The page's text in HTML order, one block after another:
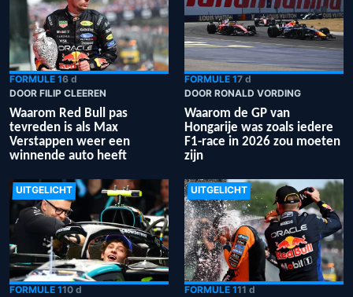
FORMULE 16 d
DOOR FILIP CLEEREN
Waarom Red Bull pas
tevreden is als Max
Verstappen weer een
winnende auto heeft
FORMULE 17 d
DOOR RONALD VORDING
Waarom de GP van
Hongarije was zoals iedere
F1-race in 2026 zou moeten
zijn
UITGELICHT
FORMULE 110 d
UITGELICHT
FORMULE 111 d